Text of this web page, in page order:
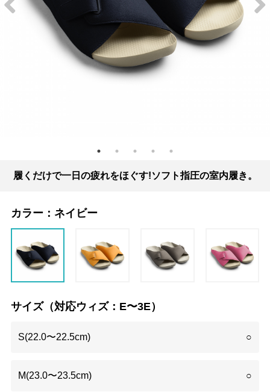
履くだけで一日の疲れをほぐす!ソフト指圧の室内履き。
カラー： ネイビー
サイズ（対応ウィズ：E〜3E）
S(22.0〜22.5cm) ○
M(23.0〜23.5cm) ○